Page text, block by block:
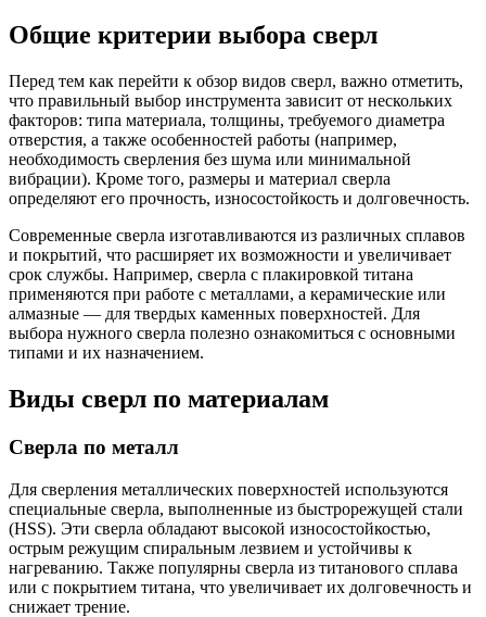
Общие критерии выбора сверл
Перед тем как перейти к обзор видов сверл, важно отметить,
что правильный выбор инструмента зависит от нескольких
факторов: типа материала, толщины, требуемого диаметра
отверстия, а также особенностей работы (например,
необходимость сверления без шума или минимальной
вибрации). Кроме того, размеры и материал сверла
определяют его прочность, износостойкость и долговечность.
Современные сверла изготавливаются из различных сплавов
и покрытий, что расширяет их возможности и увеличивает
срок службы. Например, сверла с плакировкой титана
применяются при работе с металлами, а керамические или
алмазные — для твердых каменных поверхностей. Для
выбора нужного сверла полезно ознакомиться с основными
типами и их назначением.
Виды сверл по материалам
Сверла по металл
Для сверления металлических поверхностей используются
специальные сверла, выполненные из быстрорежущей стали
(HSS). Эти сверла обладают высокой износостойкостью,
острым режущим спиральным лезвием и устойчивы к
нагреванию. Также популярны сверла из титанового сплава
или с покрытием титана, что увеличивает их долговечность и
снижает трение.